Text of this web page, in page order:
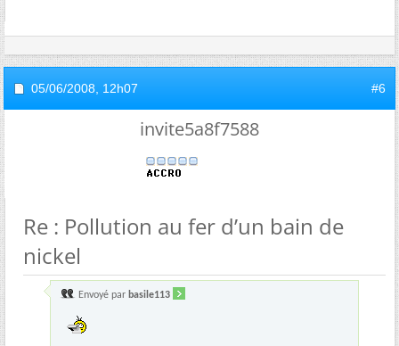
05/06/2008, 12h07 #6
invite5a8f7588
Re : Pollution au fer d’un bain de
nickel
Envoyé par basile113